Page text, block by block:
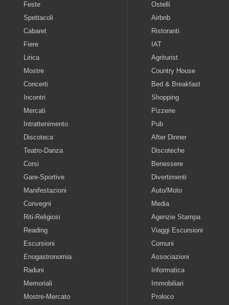
Feste
Spettacoli
Cabaret
Fiere
Lirica
Mostre
Concerti
Incontri
Mercati
Intrattenimento
Discoteca
Teatro-Danza
Corsi
Gare-Sportive
Manifestazioni
Convegni
Riti-Religiosi
Reading
Escursioni
Enogastronomia
Raduni
Memoriali
Mostre-Mercato
Ostelli
Airbnb
Ristoranti
IAT
Agriturist
Country House
Bed & Breakfast
Shopping
Pizzerie
Pub
After Dinner
Discoteche
Benessere
Divertimenti
Auto/Moto
Media
Agenzie Stampa
Viaggi Escursioni
Comuni
Associazioni
Informatica
Immobiliari
Proloco